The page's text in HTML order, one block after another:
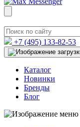
+7 (495) 133-82-53
Каталог
Новинки
Бренды
Блог